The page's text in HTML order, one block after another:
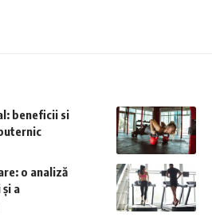
beneficii si
o analiză
a